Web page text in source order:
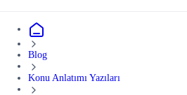
Blog
Konu Anlatımı Yazıları